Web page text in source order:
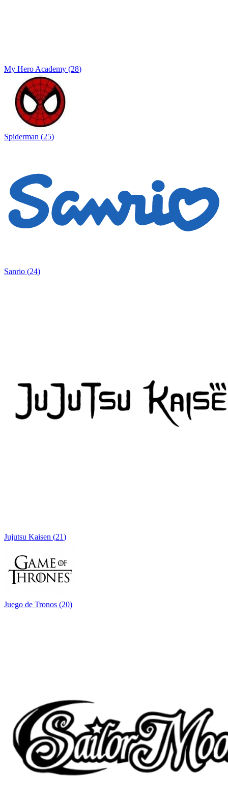
My Hero Academy (28)
Spiderman (25)
Sanrio (24)
Jujutsu Kaisen (21)
Juego de Tronos (20)